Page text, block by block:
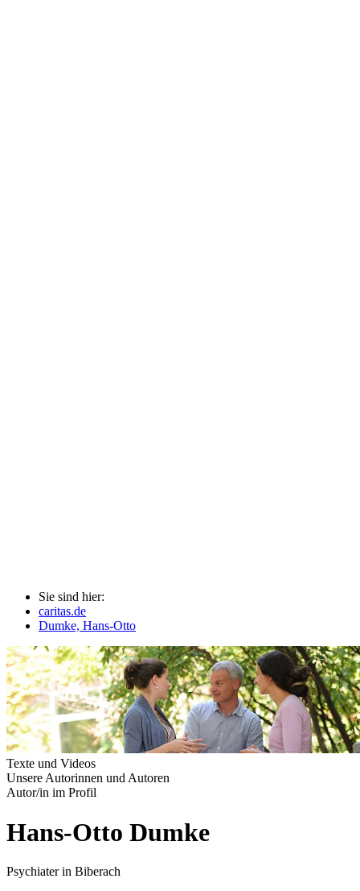
Sie sind hier:
caritas.de
Dumke, Hans-Otto
Texte und Videos
Unsere Autorinnen und Autoren
Autor/in im Profil
Hans-Otto Dumke
Psychiater in Biberach